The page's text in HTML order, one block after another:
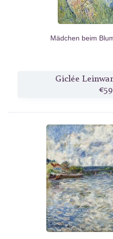
Mädchen beim
Giclée